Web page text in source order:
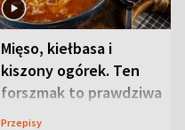
Mięso, kiełbasa i
kiszony ogórek. Ten
forszmak to prawdziwa
uczta
Przepisy